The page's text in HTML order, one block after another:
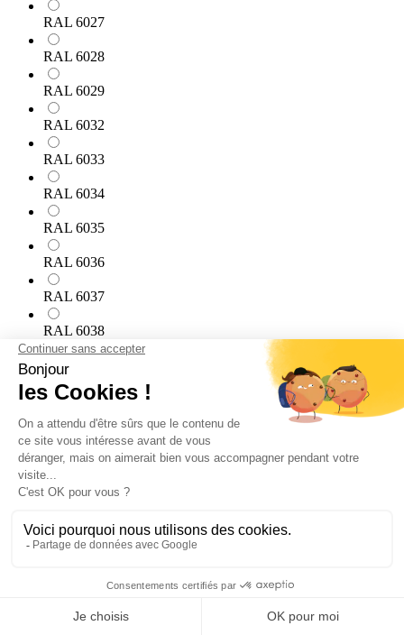
RAL 6027
RAL 6028
RAL 6029
RAL 6032
RAL 6033
RAL 6034
RAL 6035
RAL 6036
RAL 6037
RAL 6038
RAL 7000
RAL 7001
RAL 7002
RAL 7003
RAL 7004
RAL 7005